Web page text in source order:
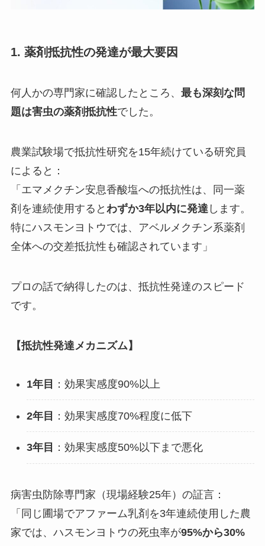
1. 薬剤抵抗性の発達が最大要因
何人かの専門家に確認したところ、 最も深刻な問
題は害虫の薬剤抵抗性でした。
農業試験場で抵抗性研究を15年続けている研究員
によると：
「エマメクチン安息香酸塩への抵抗性は、同一薬
剤を連続使用すると わずか3年以内に発達します。
特にハスモンヨトウでは、アベルメクチン系薬剤
全体への交差抵抗性も確認されています」
プロの話で納得したのは、抵抗性発達のスピード
です。
【抵抗性発達メカニズム】
1年目 ：効果実感度90%以上
2年目 ：効果実感度70%程度に低下
3年目 ：効果実感度50%以下まで悪化
病害虫防除専門家（現場経験25年）の証言：
「同じ圃場でアファーム乳剤を3年連続使用した農
家では、ハスモンヨトウの死虫率が95%から30%